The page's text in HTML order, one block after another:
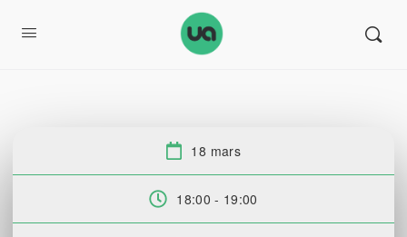
Datum:
18 mars
Tid:
18:00 - 19:00